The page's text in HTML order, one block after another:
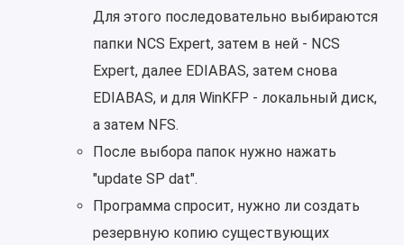
Для этого последовательно выбираются
папки NCS Expert, затем в ней - NCS
Expert, далее EDIABAS, затем снова
EDIABAS, и для WinKFP - локальный диск,
а затем NFS.
После выбора папок нужно нажать
"update SP dat".
Программа спросит, нужно ли создать
резервную копию существующих